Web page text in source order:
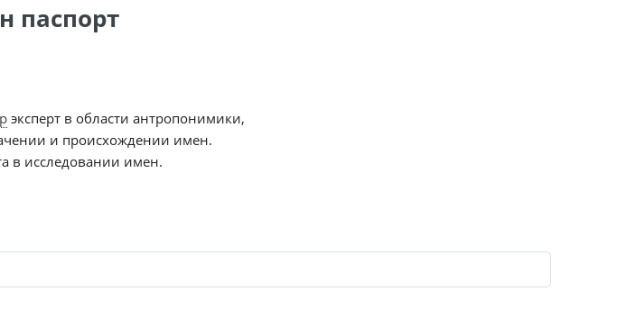
паспорт
эксперт в области антропонимики,
и происхождении имен.
в исследовании имен.